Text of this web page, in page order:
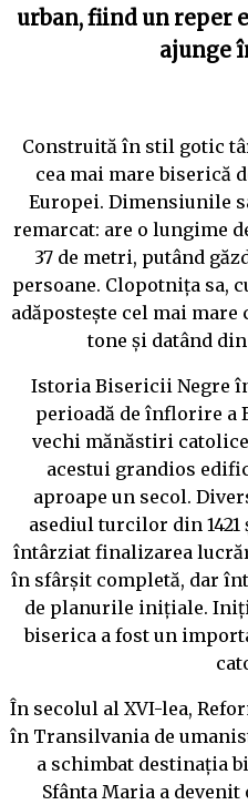
urban, fiind un reper
ajunge
Construită în stil gotic
cea mai mare biserică
Europei. Dimensiunile
remarcat: are o lungime
37 de metri, putând
persoane. Clopotnița sa,
adăpostește cel mai
tone și datând
Istoria Bisericii Negre
perioadă de înflorire a
vechi mănăstiri
acestui grandios
aproape un secol.
asediul turcilor din 1421
întârziat finalizarea
în sfârșit completă, dar
de planurile inițiale.
biserica a fost un
În secolul al XVI-lea,
în Transilvania de
a schimbat destinația
Sfânta Maria a